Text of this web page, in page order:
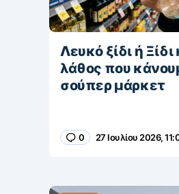
Λευκό ξίδι ή
λάθος που
σούπερ μάρκετ
0 27 Ιουλίου 2026,